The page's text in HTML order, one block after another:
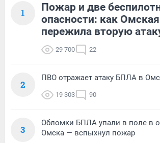
1
Пожар и две
опасности: как
пережила вторую
29 700 22
2
ПВО отражает атаку БПЛА в
19 303 90
3
Обломки БПЛА упали в поле в
Омска — вспыхнул пожар